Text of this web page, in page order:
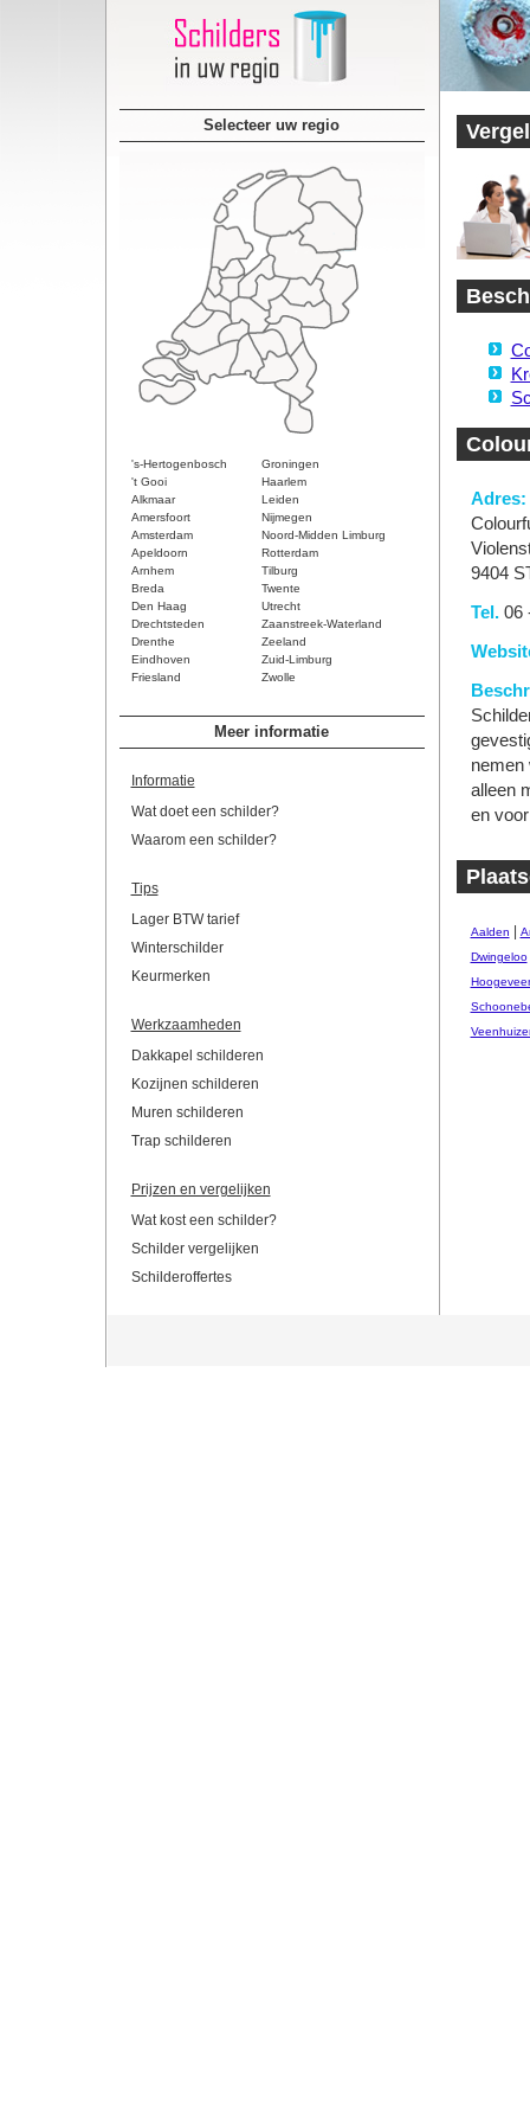
Selecteer uw regio
's-Hertogenbosch
Groningen
't Gooi
Haarlem
Alkmaar
Leiden
Amersfoort
Nijmegen
Amsterdam
Noord-Midden Limburg
Apeldoorn
Rotterdam
Arnhem
Tilburg
Breda
Twente
Den Haag
Utrecht
Drechtsteden
Zaanstreek-Waterland
Drenthe
Zeeland
Eindhoven
Zuid-Limburg
Friesland
Zwolle
Meer informatie
Informatie
Wat doet een schilder?
Waarom een schilder?
Tips
Lager BTW tarief
Winterschilder
Keurmerken
Werkzaamheden
Dakkapel schilderen
Kozijnen schilderen
Muren schilderen
Trap schilderen
Prijzen en vergelijken
Wat kost een schilder?
Schilder vergelijken
Schilderoffertes
Adres:
9404
Tel.06
nemen
alleen
en
Aalden
Dwingeloo